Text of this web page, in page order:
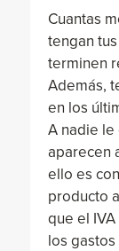
Cuantas
tengan
terminen
Además,
en los
A nadie le
aparecen
ello es
producto
que el
los